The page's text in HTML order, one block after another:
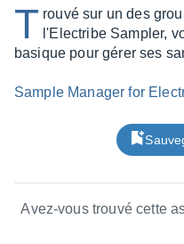
T rouvé sur un des
l'Electribe Sampler,
basique pour gérer ses
Sample Manager for
Avez-vous trouvé cette